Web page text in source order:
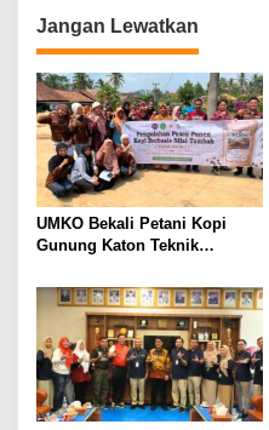
Jangan Lewatkan
UMKO Bekali Petani Kopi
Gunung Katon Teknik
Jual Hasil Panen Meningkat